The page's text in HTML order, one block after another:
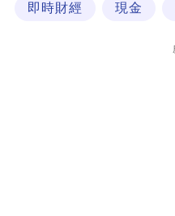
即時財經 現金